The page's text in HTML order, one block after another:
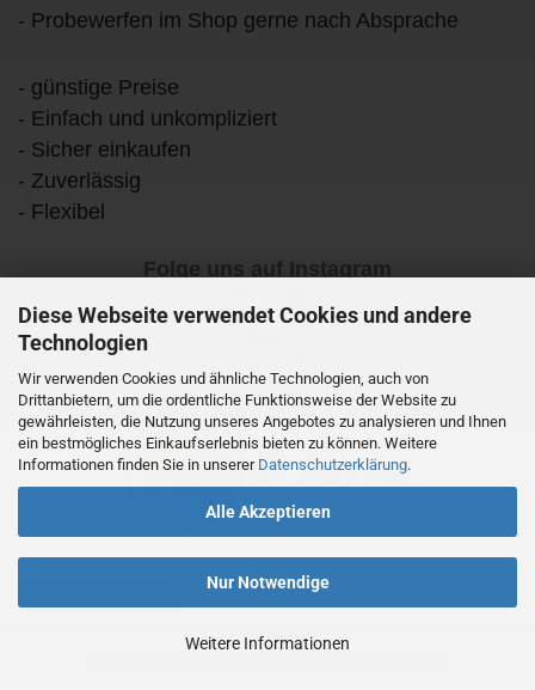
Diese Webseite verwendet Cookies und andere
Technologien
Wir verwenden Cookies und ähnliche Technologien, auch von
Drittanbietern, um die ordentliche Funktionsweise der Website zu
gewährleisten, die Nutzung unseres Angebotes zu analysieren und Ihnen
ein bestmögliches Einkaufserlebnis bieten zu können. Weitere
Informationen finden Sie in unserer Datenschutzerklärung.
Alle Akzeptieren
Nur Notwendige
Weitere Informationen
- Probewerfen im Shop gerne nach Absprache
- günstige Preise
- Einfach und unkompliziert
- Sicher einkaufen
- Zuverlässig
- Flexibel
Folge uns auf Instagram